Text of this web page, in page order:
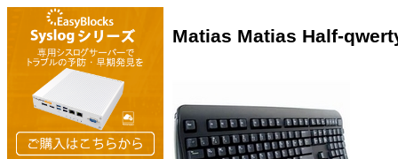
Matias Matias Half-